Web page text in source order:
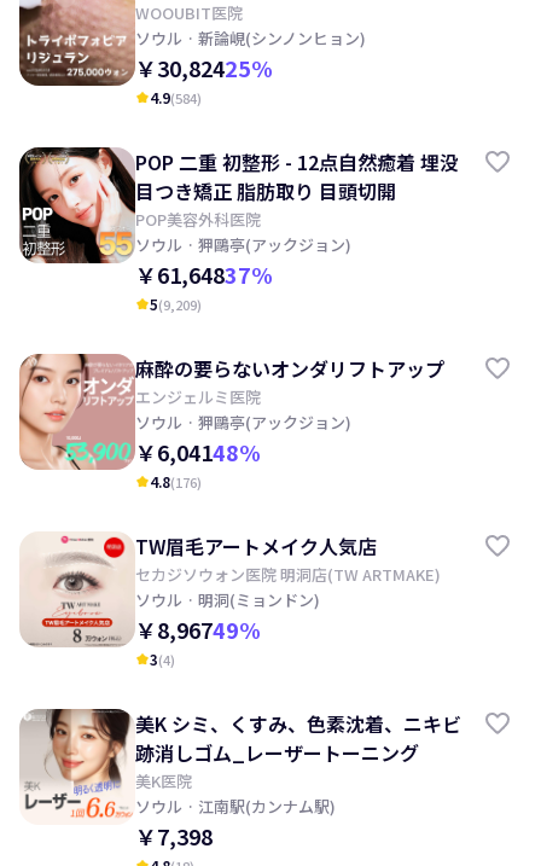
WOOUBIT医院
ソウル · 新論峴(シンノンヒョン)
￥30,82425%
kid_star4.9(584)
POP 二重 初整形 - 12点自然癒着 埋没
目つき矯正 脂肪取り 目頭切開
POP美容外科医院
ソウル · 狎鷗亭(アックジョン)
￥61,64837%
kid_star5(9,209)
麻酔の要らないオンダリフトアップ
エンジェルミ医院
ソウル · 狎鷗亭(アックジョン)
￥6,04148%
kid_star4.8(176)
TW眉毛アートメイク人気店
セカジソウォン医院 明洞店(TW ARTMAKE)
ソウル · 明洞(ミョンドン)
￥8,96749%
kid_star3(4)
美K シミ、くすみ、色素沈着、ニキビ
跡消しゴム_レーザートーニング
美K医院
ソウル · 江南駅(カンナム駅)
￥7,398